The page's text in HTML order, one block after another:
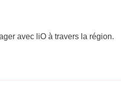
avec liO à travers la région.